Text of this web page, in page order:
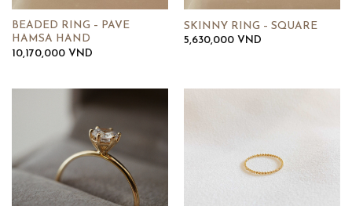
BEADED RING – PAVE
HAMSA HAND
10,170,000 VND
SKINNY RING – SQUARE
5,630,000 VND